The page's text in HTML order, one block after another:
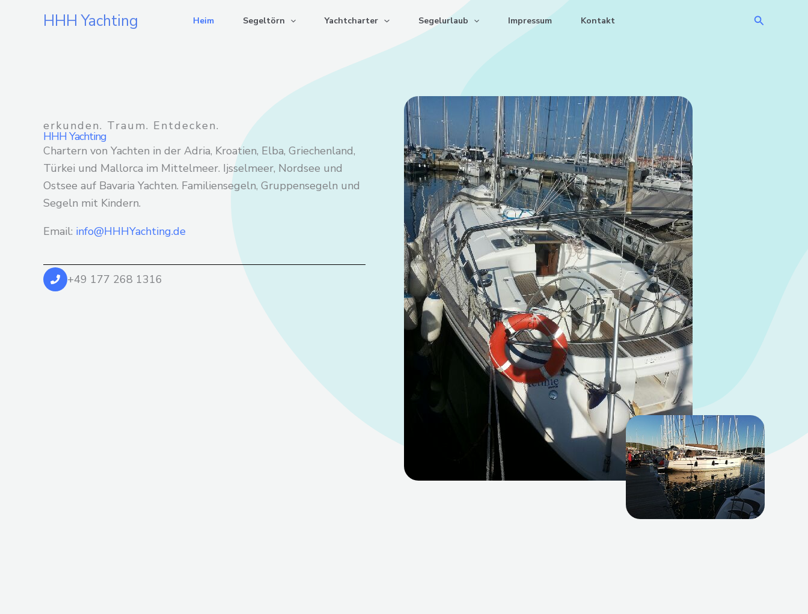
HHH Yachting Heim Segeltörn Yachtcharter Segelurlaub Impressum Kontakt Suchen
erkunden. Traum. Entdecken.
HHH Yachting
Chartern von Yachten in der Adria, Kroatien, Elba, Griechenland,
Türkei und Mallorca im Mittelmeer. Ijsselmeer, Nordsee und
Ostsee auf Bavaria Yachten. Familiensegeln, Gruppensegeln und
Segeln mit Kindern.
Email: info@HHHYachting.de
+49 177 268 1316